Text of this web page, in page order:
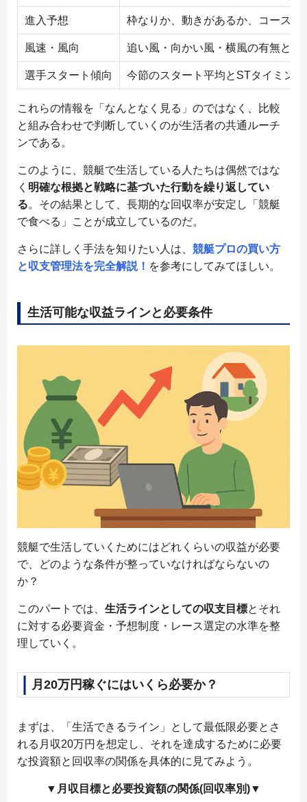
進入予想 枠なりか、動きがあるか、コース取
風速・風向 追い風・向かい風・横風の有無と艇
選手スタート傾向 今節のスタート平均とSTタイミン
これらの情報を「なんとなく見る」のではなく、比較
と組み合わせで判断していくのが生活者の共通ルーチ
ンである。
このように、競艇で生活している人たちは偶然ではな
く 明確な根拠と戦略に基づいた行動を繰り返してい
る。その結果として、長期的な回収率が安定し「競艇
で食べる」ことが成立しているのだ。
さらに詳しく手法を知りたい人は、 競艇プロの買い方
と収支管理法を完全解説！ を参考にしてみてほしい。
生活可能な収益ラインと必要条件
競艇で生活していくためにはどれくらいの収益が必要
で、どのような条件が整っていなければならないの
か？
このパートでは、 生活ラインとしての収支目標とそれ
に対する必要資金・予想制度・レース選定の水準を整
理していく。
月20万円稼ぐにはいくら必要か？
まずは、「生活できるライン」として最低限必要とさ
れる月収20万円を想定し、それを達成するために必要
な投資額と回収率の関係を具体的に見てみよう。
▼月収目標と必要投資額の関係(回収率別)▼